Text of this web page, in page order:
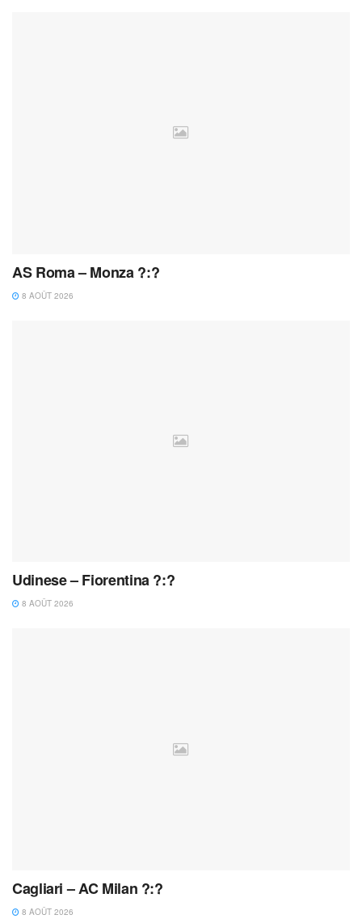
AS Roma – Monza ?:?
8 AOÛT 2026
Udinese – Fiorentina ?:?
8 AOÛT 2026
Cagliari – AC Milan ?:?
8 AOÛT 2026